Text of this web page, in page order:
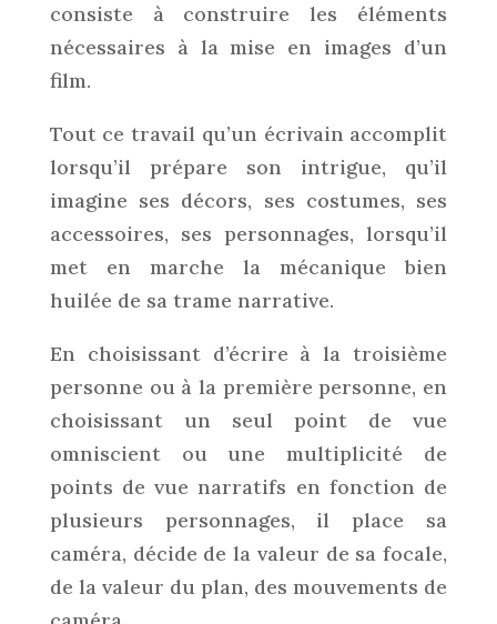
consiste à construire les éléments
nécessaires à la mise en images d’un
film.
Tout ce travail qu’un écrivain accomplit
lorsqu’il prépare son intrigue, qu’il
imagine ses décors, ses costumes, ses
accessoires, ses personnages, lorsqu’il
met en marche la mécanique bien
huilée de sa trame narrative.
En choisissant d’écrire à la troisième
personne ou à la première personne, en
choisissant un seul point de vue
omniscient ou une multiplicité de
points de vue narratifs en fonction de
plusieurs personnages, il place sa
caméra, décide de la valeur de sa focale,
de la valeur du plan, des mouvements de